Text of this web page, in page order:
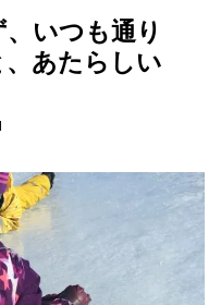
いつも通り
あたらしい